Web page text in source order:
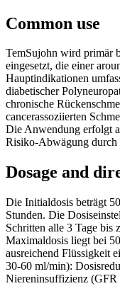
Common use
TemSujohn wird primär
eingesetzt, die einer
Hauptindikationen
diabetischer
chronische
cancerassoziierten
Die Anwendung erfolgt
Risiko-Abwägung durch
Dosage and
Die Initialdosis beträgt
Stunden. Die
Schritten alle 3 Tage bis
Maximaldosis liegt bei
ausreichend Flüssigkeit
30-60 ml/min):
Niereninsuffizienz